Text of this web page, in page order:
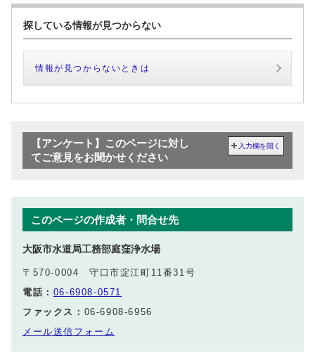
探している情報が見つからない
情報が見つからないときは
【アンケート】このページに対し
てご意見をお聞かせください
入力欄を開く
このページの作成者・問合せ先
大阪市水道局工務部庭窪浄水場
〒570-0004 守口市淀江町11番31号
電話： 06-6908-0571
ファックス： 06-6908-6956
メール送信フォーム